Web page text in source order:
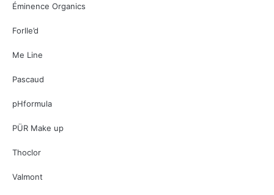
Éminence Organics
Forlle’d
Me Line
Pascaud
pHformula
PÜR Make up
Thoclor
Valmont